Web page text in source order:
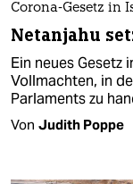
Corona-Gesetz in
Netanjahu
Ein neues Gesetz
Vollmachten, in
Parlaments zu
Von Judith Poppe